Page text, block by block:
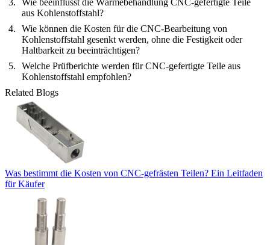
aus Kohlenstoffstahl?
Wie können die Kosten für die CNC-Bearbeitung von
Kohlenstoffstahl gesenkt werden, ohne die Festigkeit oder
Haltbarkeit zu beeinträchtigen?
Welche Prüfberichte werden für CNC-gefertigte Teile aus
Kohlenstoffstahl empfohlen?
Related Blogs
Was bestimmt die Kosten von CNC-gefrästen Teilen? Ein Leitfaden
für Käufer